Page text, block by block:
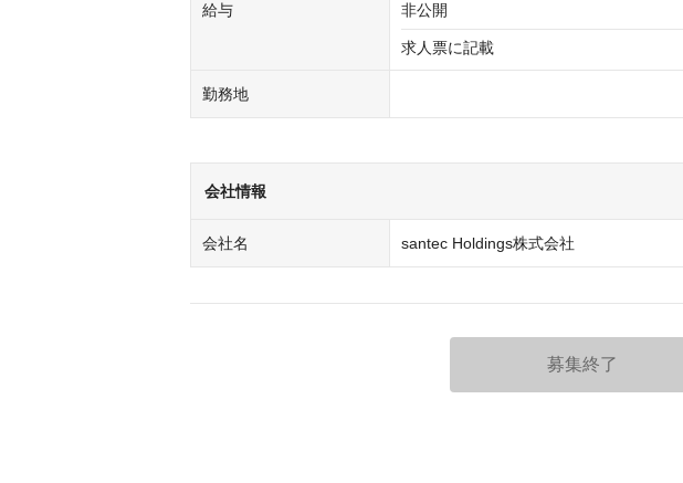
給与 非公開
求人票に記載
勤務地
会社情報
会社名 santec Holdings株式会社
募集終了